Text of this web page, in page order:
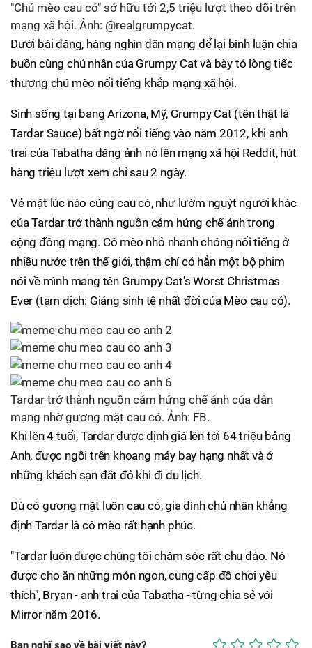
"Chú mèo cau có" sở hữu tới 2,5 triệu lượt theo dõi trên
mạng xã hội. Ảnh: @realgrumpycat.
Dưới bài đăng, hàng nghìn dân mạng để lại bình luận chia
buồn cùng chủ nhân của Grumpy Cat và bày tỏ lòng tiếc
thương chú mèo nổi tiếng khắp mạng xã hội.
Sinh sống tại bang Arizona, Mỹ, Grumpy Cat (tên thật là
Tardar Sauce) bất ngờ nổi tiếng vào năm 2012, khi anh
trai của Tabatha đăng ảnh nó lên mạng xã hội Reddit, hút
hàng triệu lượt xem chỉ sau 2 ngày.
Vẻ mặt lúc nào cũng cau có, như lườm nguýt người khác
của Tardar trở thành nguồn cảm hứng chế ảnh trong
cộng đồng mạng. Cô mèo nhỏ nhanh chóng nổi tiếng ở
nhiều nước trên thế giới, thậm chí có hẳn một bộ phim
nói về mình mang tên Grumpy Cat's Worst Christmas
Ever (tạm dịch: Giáng sinh tệ nhất đời của Mèo cau có).
Tardar trở thành nguồn cảm hứng chế ảnh của dân
mạng nhờ gương mặt cau có. Ảnh: FB.
Khi lên 4 tuổi, Tardar được định giá lên tới 64 triệu bảng
Anh, được ngồi trên khoang máy bay hạng nhất và ở
những khách sạn đắt đỏ khi đi du lịch.
Dù có gương mặt luôn cau có, gia đình chủ nhân khẳng
định Tardar là cô mèo rất hạnh phúc.
"Tardar luôn được chúng tôi chăm sóc rất chu đáo. Nó
được cho ăn những món ngon, cung cấp đồ chơi yêu
thích", Bryan - anh trai của Tabatha - từng chia sẻ với
Mirror năm 2016.
Bạn nghĩ sao về bài viết này?